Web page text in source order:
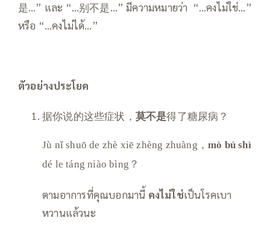
是…” และ “…别不是…” มีความหมายว่า “…คงไม่ใช่…”
หรือ “…คงไม่ได้…”
ตัวอย่างประโยค
据你说的这些症状， 莫不是得了糖尿病？
Jù nǐ shuō de zhè xiē zhèng zhuàng， mò bú shì
dé le táng niào bìng？
ตามอาการที่คุณบอกมานี้ คงไม่ใช่เป็นโรคเบา
หวานแล้วนะ